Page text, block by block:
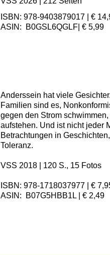
ISBN: 978-9403879017 | €
ASIN: ‎ B0GSL6QGLF| € 5,99
Anderssein hat viele
Familien sind es,
gegen den Strom
aufstehen. Und ist nicht jeder
Betrachtungen in
Toleranz.
VSS 2018‎ 120 S., 15 Fotos
ISBN: 978-1718037977 | €
ASIN: ‎ B07G5HBB1L
| € 2,49